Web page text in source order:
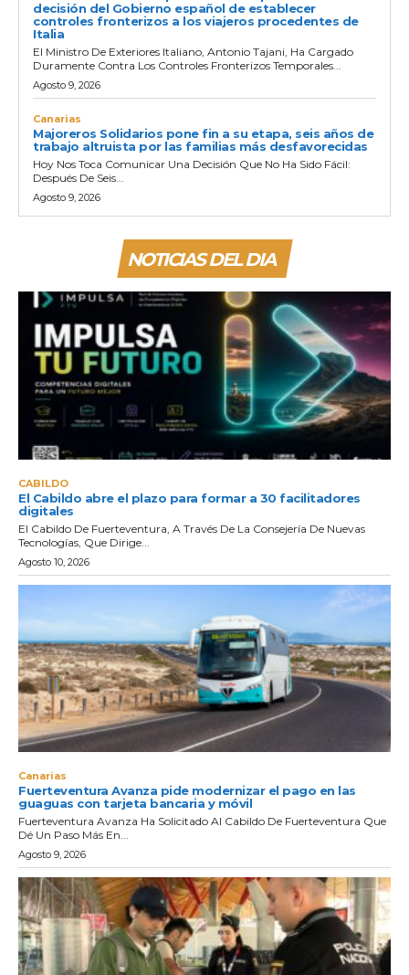
decisión del Gobierno español de establecer
controles fronterizos a los viajeros procedentes de
Italia
El Ministro De Exteriores Italiano, Antonio Tajani, Ha Cargado
Duramente Contra Los Controles Fronterizos Temporales...
Agosto 9, 2026
Canarias
Majoreros Solidarios pone fin a su etapa, seis años de
trabajo altruista por las familias más desfavorecidas
Hoy Nos Toca Comunicar Una Decisión Que No Ha Sido Fácil:
Después De Seis...
Agosto 9, 2026
NOTICIAS DEL DIA
CABILDO
El Cabildo abre el plazo para formar a 30 facilitadores
digitales
El Cabildo De Fuerteventura, A Través De La Consejería De Nuevas
Tecnologías, Que Dirige...
Agosto 10, 2026
Canarias
Fuerteventura Avanza pide modernizar el pago en las
guaguas con tarjeta bancaria y móvil
Fuerteventura Avanza Ha Solicitado Al Cabildo De Fuerteventura Que
Dé Un Paso Más En...
Agosto 9, 2026